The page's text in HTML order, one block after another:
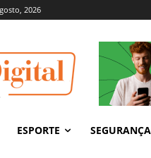
2026
ESPORTE SEGURANÇA